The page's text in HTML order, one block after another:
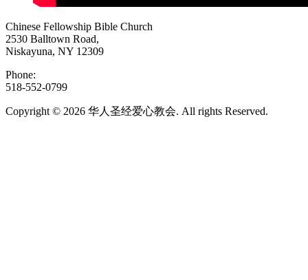
Chinese Fellowship Bible Church
2530 Balltown Road,
Niskayuna, NY 12309
Phone:
518-552-0799
Copyright © 2026 华人圣经爱心教会. All rights Reserved.